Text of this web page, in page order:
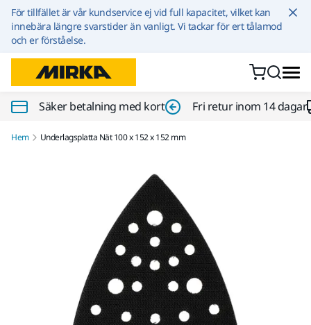
Hoppa till innehållet
För tillfället är vår kundservice ej vid full kapacitet, vilket kan
innebära längre svarstider än vanligt. Vi tackar för ert tålamod
och er förståelse.
Säker betalning med kort Fri retur inom 14 dagar
Hem Underlagsplatta Nät 100 x 152 x 152 mm